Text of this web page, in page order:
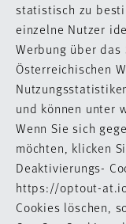
statistisch zu
einzelne Nutzer
Werbung über
Österreichischen
und können unter
Wenn Sie sich
möchten, klicken
Deaktivierungs-
https://optout-
Cookies löschen,